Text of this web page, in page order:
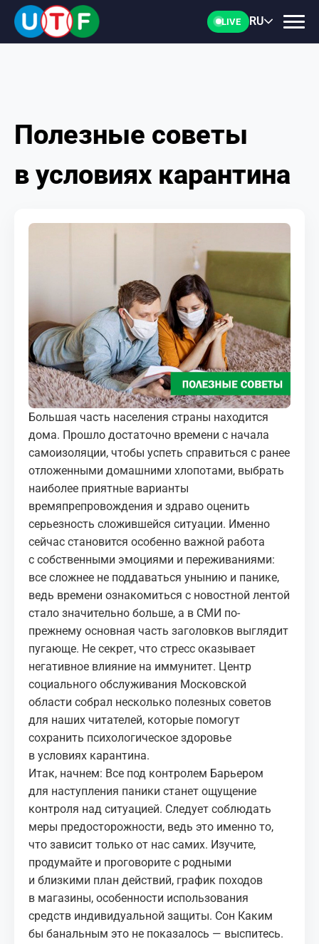
LIVE RU
ГЛАВНАЯ
ФТУ
МЕДИА
КОРТЫ
КОНТАКТЫ
UZ-PIN
Полезные советы
в условиях карантина
Большая часть населения страны находится
дома. Прошло достаточно времени с начала
самоизоляции, чтобы успеть справиться с ранее
отложенными домашними хлопотами, выбрать
наиболее приятные варианты
времяпрепровождения и здраво оценить
серьезность сложившейся ситуации. Именно
сейчас становится особенно важной работа
с собственными эмоциями и переживаниями:
все сложнее не поддаваться унынию и панике,
ведь времени ознакомиться с новостной лентой
стало значительно больше, а в СМИ по-
прежнему основная часть заголовков выглядит
пугающе. Не секрет, что стресс оказывает
негативное влияние на иммунитет. Центр
социального обслуживания Московской
области собрал несколько полезных советов
для наших читателей, которые помогут
сохранить психологическое здоровье
в условиях карантина.
Итак, начнем: Все под контролем Барьером
для наступления паники станет ощущение
контроля над ситуацией. Следует соблюдать
меры предосторожности, ведь это именно то,
что зависит только от нас самих. Изучите,
продумайте и проговорите с родными
и близкими план действий, график походов
в магазины, особенности использования
средств индивидуальной защиты. Сон Каким
бы банальным это не показалось — выспитесь.